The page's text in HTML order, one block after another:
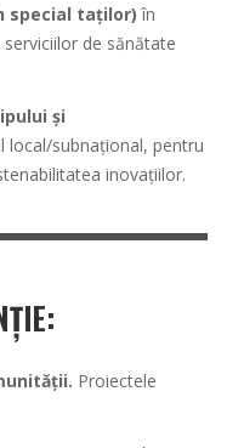
special taților) în
de sănătate
și
local/subnațional, pentru
inovațiilor.
Proiectele